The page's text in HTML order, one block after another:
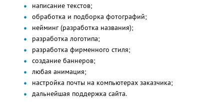
написание текстов;
обработка и подборка фотографий;
нейминг (разработка названия);
разработка логотипа;
разработка фирменного стиля;
создание баннеров;
любая анимация;
настройка почты на компьютерах заказчика;
дальнейшая поддержка сайта.